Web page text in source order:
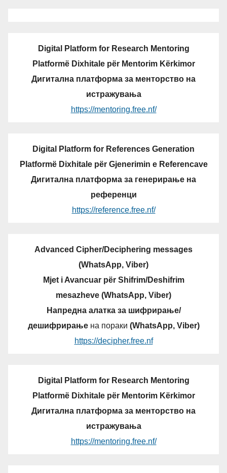
Digital Platform for Research Mentoring
Platformë Dixhitale për Mentorim Kërkimor
Дигитална платформа за менторство на
истражувања
https://mentoring.free.nf/
Digital Platform for References Generation
Platformë Dixhitale për Gjenerimin e Referencave
Дигитална платформа за генерирање на
референци
https://reference.free.nf/
Advanced Cipher/Deciphering messages
(WhatsApp, Viber)
Mjet i Avancuar për Shifrim/Deshifrim
mesazheve (WhatsApp, Viber)
Напредна алатка за шифрирање/
дешифрирањена пораки (WhatsApp, Viber)
https://decipher.free.nf
Digital Platform for Research Mentoring
Platformë Dixhitale për Mentorim Kërkimor
Дигитална платформа за менторство на
истражувања
https://mentoring.free.nf/